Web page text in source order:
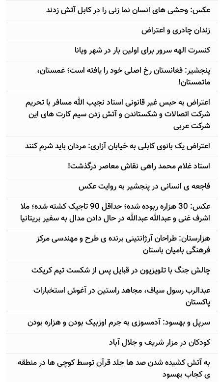
عکس: وحشی های انسان نما زنی را در کابل آتش زدند
زندان چادری و اعتراض
کنسرت الهه سرور برای اولین بار در شهر ویانا
پنجشیر: فغانستان رخ اصلی خود را یافته است؛ غمستان،
ماتمستان!
اعتراض به حبس غیر قانونی استاد نجیب الله مسافر با تحریم
شرکت اتصالات و شکستاندن و آتش زدن سیم کارت های این
شرکت عربی
اعتراض یک بانوی کابلی به خیابان آزاری: مردان باید شرم کنند
استاد غلام محمد راهی نقاش معاصر درگذشت!
فاجعه ی انسانی در پنجشیر به روایت عکس
عکس: 30 هزاره ربوده شده؛ حداقل 90 تاجیک کشته شده؛ ملا
اشرف غنی و عبدالله عبدالله در حال دادن مدال به سفیر بریتانیا
هزارستان: طراحان آرژانتینی برنده ی طرح و مهندسی مرکز
فرهنگی بامیان باستان
چالش جنگ با تلویزیون در قبایل پس از شکست تیم کریکت
عبدالرب رسول سیاف، مجاهد راستین در آغوش استخبارات
پاکستان
سرپل و بهسود: آدمسوزی به جرم اوزبیک بودن و هزاره بودن
کودکان در مزار شریف و جلال آباد
به آتش کشیده شدن صد ها جلد قرآن توسط کوچی ها در منطقه
ی کجاب بهسود